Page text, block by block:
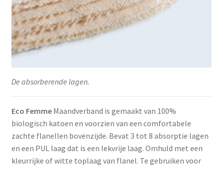
De absorberende lagen.
Eco FemmeMaandverband is gemaakt van 100%
biologisch katoen en voorzien van een comfortabele
zachte flanellen bovenzijde. Bevat 3 tot 8 absorptie lagen
en een PUL laag dat is een lekvrije laag. Omhuld met een
kleurrijke of witte toplaag van flanel. Te gebruiken voor